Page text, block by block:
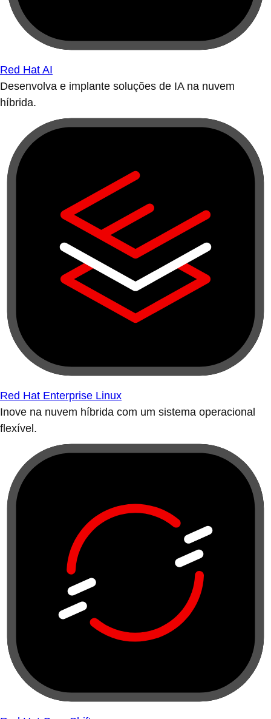
Red Hat AI
Desenvolva e implante soluções de IA na nuvem
híbrida.
Red Hat Enterprise Linux
Inove na nuvem híbrida com um sistema operacional
flexível.